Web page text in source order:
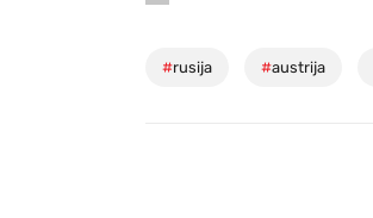
#rusija #austrija